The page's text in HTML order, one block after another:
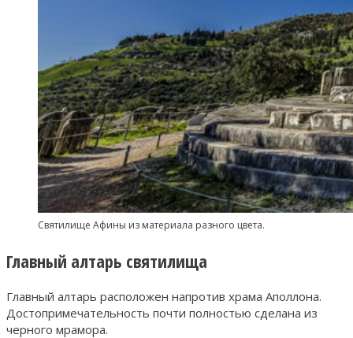
Святилище Афины из материала разного цвета.
Главный алтарь святилища
Главный алтарь расположен напротив храма Аполлона.
Достопримечательность почти полностью сделана из
черного мрамора.